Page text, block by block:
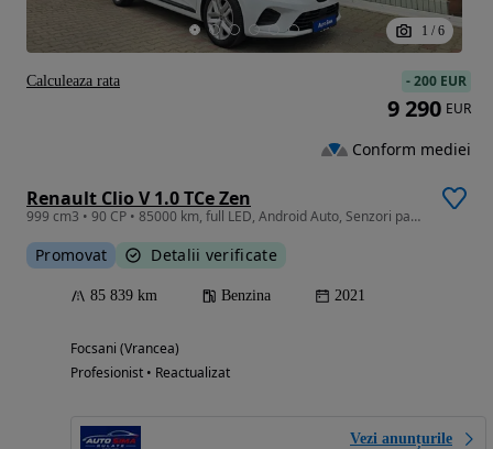
1 / 6
Renault Clio V 1.0 TCe Zen
999 cm3 • 90 CP • 85000 km, full LED, Android Auto, Senzori parcare, Istoric service
Promovat Detalii verificate
85 839 km Benzina 2021
Focsani (Vrancea)
Profesionist • Reactualizat
Vezi anunțurile
-200 EUR
9 290 EUR
Conform mediei
Calculeaza rata